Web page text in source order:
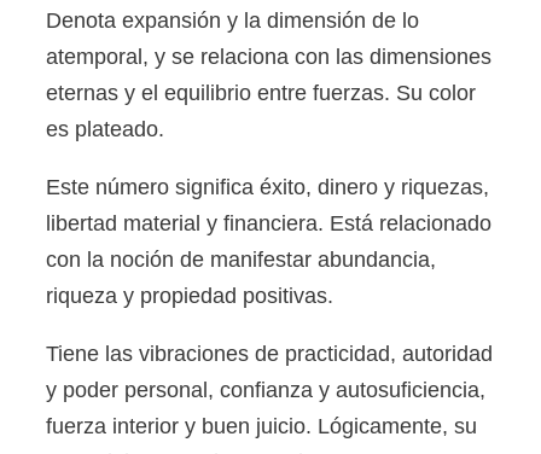
Denota expansión y la dimensión de lo
atemporal, y se relaciona con las dimensiones
eternas y el equilibrio entre fuerzas. Su color
es plateado.
Este número significa éxito, dinero y riquezas,
libertad material y financiera. Está relacionado
con la noción de manifestar abundancia,
riqueza y propiedad positivas.
Tiene las vibraciones de practicidad, autoridad
y poder personal, confianza y autosuficiencia,
fuerza interior y buen juicio. Lógicamente, su